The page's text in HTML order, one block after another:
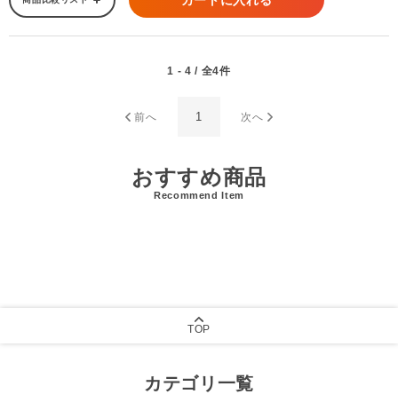
1 - 4 / 全4件
前へ 1 次へ
おすすめ商品
Recommend Item
TOP
カテゴリ一覧